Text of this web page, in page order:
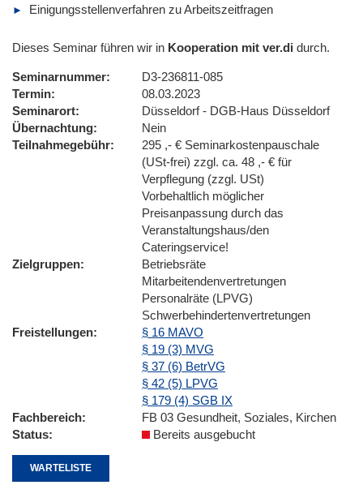
Einigungsstellenverfahren zu Arbeitszeitfragen
Dieses Seminar führen wir in Kooperation mit ver.di durch.
Seminarnummer
D3-236811-085
Termin
08.03.2023
Seminarort
Düsseldorf - DGB-Haus Düsseldorf
Übernachtung
Nein
Teilnahmegebühr
295 ,- € Seminarkostenpauschale
(USt-frei) zzgl. ca. 48 ,- € für
Verpflegung (zzgl. USt)
Vorbehaltlich möglicher
Preisanpassung durch das
Veranstaltungshaus/den
Cateringservice!
Zielgruppen
Betriebsräte
Mitarbeitendenvertretungen
Personalräte (LPVG)
Schwerbehindertenvertretungen
Freistellungen
§ 16 MAVO
§ 19 (3) MVG
§ 37 (6) BetrVG
§ 42 (5) LPVG
§ 179 (4) SGB IX
Fachbereich
FB 03 Gesundheit, Soziales, Kirchen
Status
Bereits ausgebucht
WARTELISTE